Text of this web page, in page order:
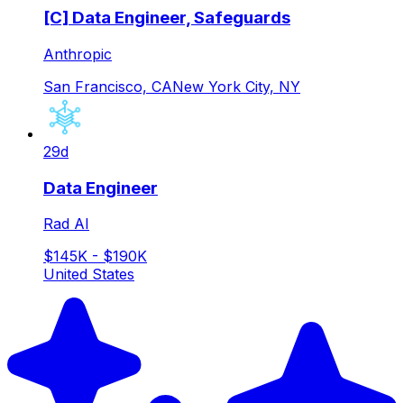
[C] Data Engineer, Safeguards
Anthropic
San Francisco, CANew York City, NY
29d
Data Engineer
Rad AI
$145K - $190K
United States